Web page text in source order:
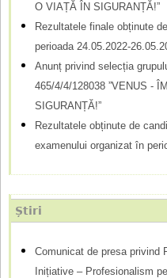
d
t
a
O VIAȚĂ ÎN SIGURANȚĂ!”
Rezultatele finale obținute
perioada 24.05.2022-
Anunț privind selecția
465/4/4/128038 ”VENUS -
SIGURANȚĂ!”
Rezultatele obținute de
examenului organizat în
Știri
Comunicat de presa privind
Inițiative – Profesionalism